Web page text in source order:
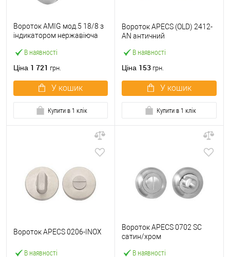
В наявності
Вороток AMIG мод.5 18/8 з
індикатором нержавіюча
Ціна 1 721 грн.
У кошик
Купити в 1 клік
В наявності
Вороток APECS (OLD) 2412-
AN античний
Ціна 153 грн.
У кошик
Купити в 1 клік
В наявності
Вороток APECS 0206-INOX
В наявності
Вороток APECS 0702 SC
сатин/хром